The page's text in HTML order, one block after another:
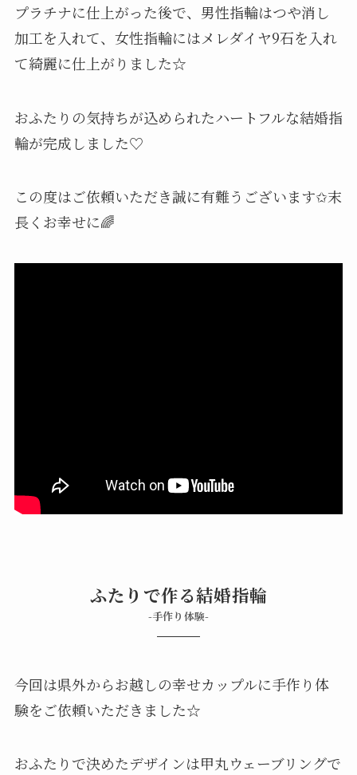
プラチナに仕上がった後で、男性指輪はつや消し
加工を入れて、女性指輪にはメレダイヤ9石を入れ
て綺麗に仕上がりました☆
おふたりの気持ちが込められたハートフルな結婚指
輪が完成しました♡
この度はご依頼いただき誠に有難うございます✩末
長くお幸せに🌈
ふたりで作る結婚指輪
-手作り体験-
今回は県外からお越しの幸せカップルに手作り体
験をご依頼いただきました☆
おふたりで決めたデザインは甲丸ウェーブリングで